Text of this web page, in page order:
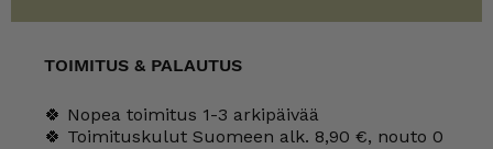
TOIMITUS & PALAUTUS
🍀 Nopea toimitus 1-3 arkipäivää
🍀 Toimituskulut Suomeen alk. 8,90 €, nouto 0